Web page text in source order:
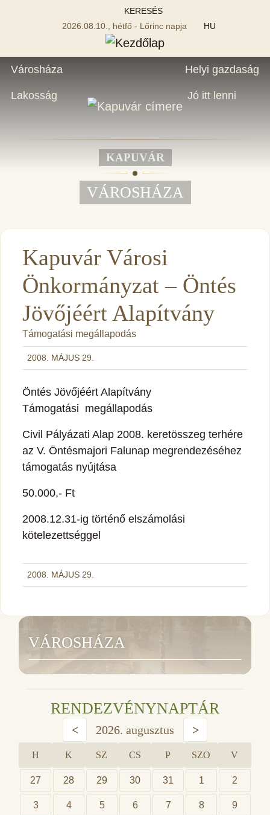
KERESÉS
2026.08.10., hétfő - Lőrinc napja
HU
Városháza
Lakosság
Helyi gazdaság
Jó itt lenni
KAPUVÁR
VÁROSHÁZA
Kapuvár Városi
Önkormányzat – Öntés
Jövőjéért Alapítvány
Támogatási megállapodás
2008. MÁJUS 29.
Öntés Jövőjéért Alapítvány
Támogatási megállapodás
Civil Pályázati Alap 2008. keretösszeg terhére
az V. Öntésmajori Falunap megrendezéséhez
támogatás nyújtása
50.000,- Ft
2008.12.31-ig történő elszámolási
kötelezettséggel
2008. MÁJUS 29.
VÁROSHÁZA
RENDEZVÉNYNAPTÁR
< 2026. augusztus >
H K SZ CS P SZO V
27 28 29 30 31 1 2
3 4 5 6 7 8 9